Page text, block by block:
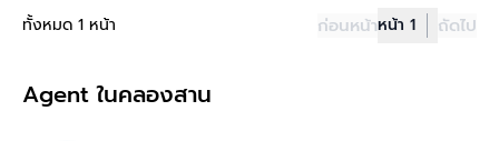
ทั้งหมด 1 หน้า ก่อนหน้าหน้า 1 ถัดไป
Agent ในคลองสาน